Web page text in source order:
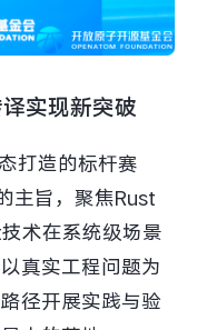
实现新突破
打造的标杆赛
主旨，聚焦Rust
术在系统级场景
真实工程问题为
径开展实践与验